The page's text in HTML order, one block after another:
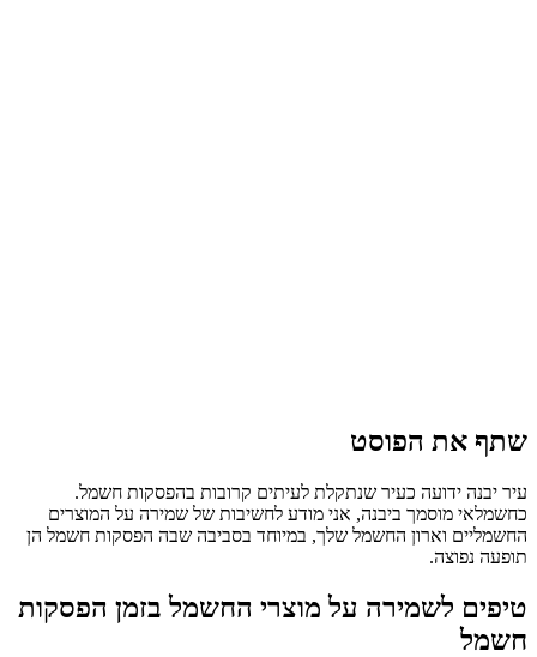
שתף את הפוסט
עיר יבנה ידועה כעיר שנתקלת לעיתים קרובות בהפסקות חשמל.
כחשמלאי מוסמך ביבנה, אני מודע לחשיבות של שמירה על המוצרים
החשמליים וארון החשמל שלך, במיוחד בסביבה שבה הפסקות חשמל הן
תופעה נפוצה.
טיפים לשמירה על מוצרי החשמל בזמן הפסקות
חשמל